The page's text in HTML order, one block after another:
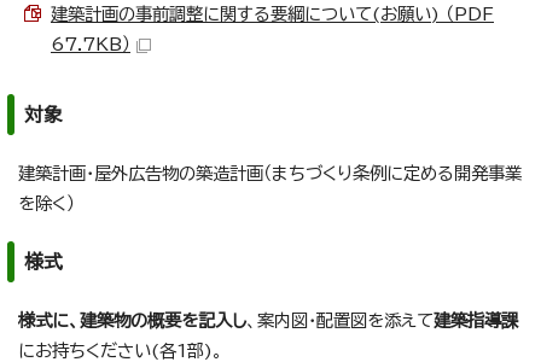
建築計画の事前調整に関する要綱について(お願い) （PDF
67.7KB）
対象
建築計画・屋外広告物の築造計画（まちづくり条例に定める開発事業
を除く）
様式
様式に、建築物の概要を記入し、案内図・配置図を添えて建築指導課
にお持ちください(各1部)。